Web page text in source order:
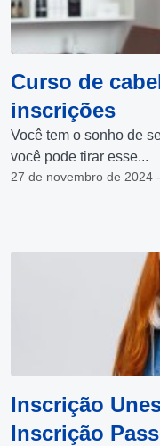
Curso de
inscrições
Você tem o sonho de
você pode tirar esse...
27 de novembro de 2024
Inscrição
Inscrição